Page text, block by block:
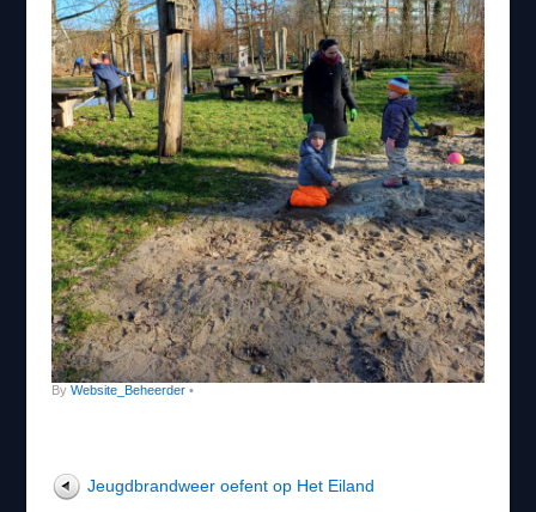
By Website_Beheerder•
Jeugdbrandweer oefent op Het Eiland